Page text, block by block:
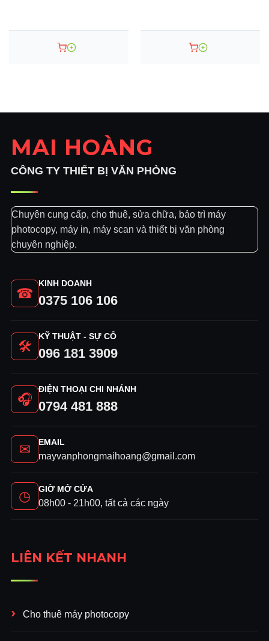
Giao hàng, lắp đặt, hướng dẫn sử dụng tận
nơi miễn phí lên đến 10 năm.
MAI HOÀNG
CÔNG TY THIẾT BỊ VĂN PHÒNG
Chuyên cung cấp, cho thuê, sửa chữa, bảo trì máy
photocopy, máy in, máy scan và thiết bị văn phòng
chuyên nghiệp.
☎
KINH DOANH
0375 106 106
🛠
KỸ THUẬT - SỰ CỐ
096 181 3909
🎧
ĐIỆN THOẠI CHI NHÁNH
0794 481 888
✉ EMAIL
mayvanphongmaihoang@gmail.com
◷ GIỜ MỞ CỬA
08h00 - 21h00, tất cả các ngày
LIÊN KẾT NHANH
Cho thuê máy photocopy